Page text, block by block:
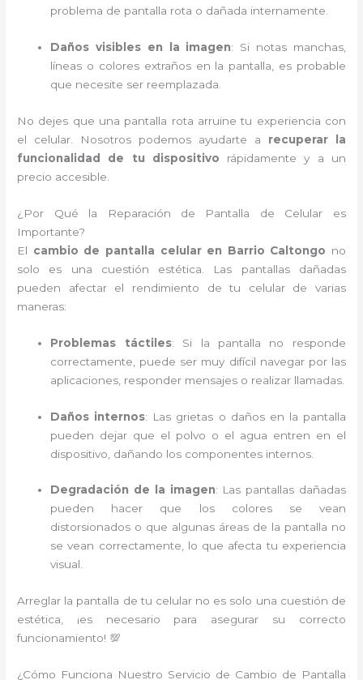
problema de pantalla rota o dañada internamente.
Daños visibles en la imagen: Si notas manchas,
líneas o colores extraños en la pantalla, es probable
que necesite ser reemplazada.
No dejes que una pantalla rota arruine tu experiencia con
el celular. Nosotros podemos ayudarte a recuperar la
funcionalidad de tu dispositivo rápidamente y a un
precio accesible.
¿Por Qué la Reparación de Pantalla de Celular es
Importante?
El cambio de pantalla celular en Barrio Caltongo no
solo es una cuestión estética. Las pantallas dañadas
pueden afectar el rendimiento de tu celular de varias
maneras:
Problemas táctiles: Si la pantalla no responde
correctamente, puede ser muy difícil navegar por las
aplicaciones, responder mensajes o realizar llamadas.
Daños internos: Las grietas o daños en la pantalla
pueden dejar que el polvo o el agua entren en el
dispositivo, dañando los componentes internos.
Degradación de la imagen: Las pantallas dañadas
pueden hacer que los colores se vean
distorsionados o que algunas áreas de la pantalla no
se vean correctamente, lo que afecta tu experiencia
visual.
Arreglar la pantalla de tu celular no es solo una cuestión de
estética, ¡es necesario para asegurar su correcto
funcionamiento! 💯
¿Cómo Funciona Nuestro Servicio de Cambio de Pantalla